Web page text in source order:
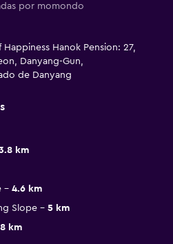
por momondo
Hanok Pension: 27,
Danyang-Gun,
de Danyang
km
4.6 km
Slope
5 km
km